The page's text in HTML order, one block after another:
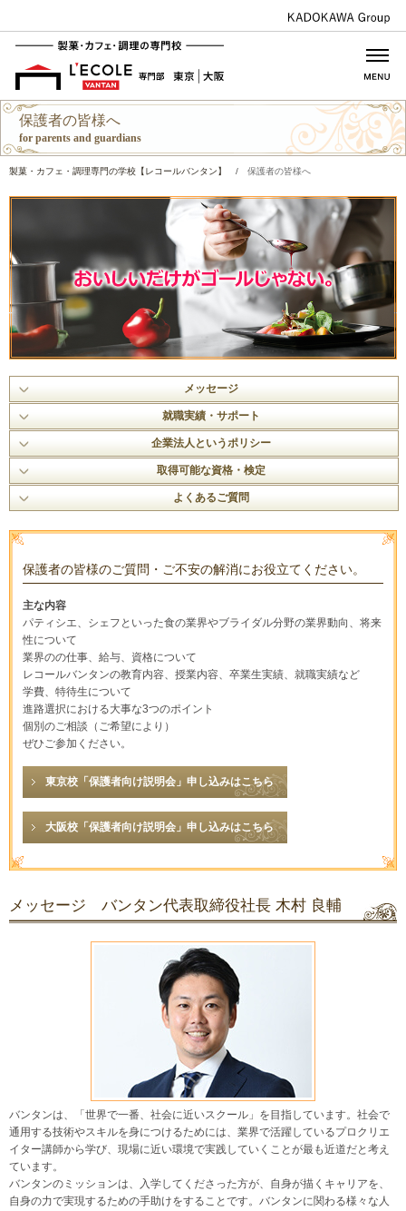
保護者の皆様へ
for parents and guardians
製菓・カフェ・調理専門の学校【レコールバンタン】 / 保護者の皆様へ
メッセージ
就職実績・サポート
企業法人というポリシー
取得可能な資格・検定
よくあるご質問
保護者の皆様のご質問・ご不安の解消にお役立てください。
主な内容
パティシエ、シェフといった食の業界やブライダル分野の業界動向、将来
性について
業界のの仕事、給与、資格について
レコールバンタンの教育内容、授業内容、卒業生実績、就職実績など
学費、特待生について
進路選択における大事な3つのポイント
個別のご相談（ご希望により）
ぜひご参加ください。
東京校「保護者向け説明会」申し込みはこちら
大阪校「保護者向け説明会」申し込みはこちら
メッセージ バンタン代表取締役社長 木村 良輔
バンタンは、「世界で一番、社会に近いスクール」を目指しています。社会で
通用する技術やスキルを身につけるためには、業界で活躍しているプロクリエ
イター講師から学び、現場に近い環境で実践していくことが最も近道だと考え
ています。
バンタンのミッションは、入学してくださった方が、自身が描くキャリアを、
自身の力で実現するための手助けをすることです。バンタンに関わる様々な人